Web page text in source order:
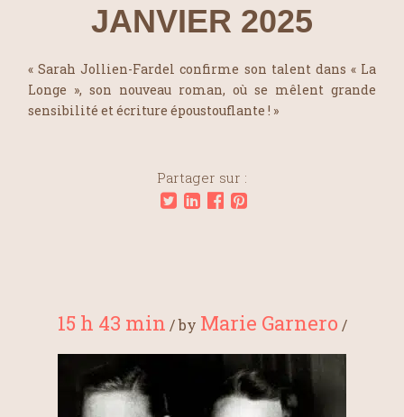
JANVIER 2025
« Sarah Jollien-Fardel confirme son talent dans « La
Longe », son nouveau roman, où se mêlent grande
sensibilité et écriture époustouflante ! »
Partager sur :
15 h 43 min /by Marie Garnero /